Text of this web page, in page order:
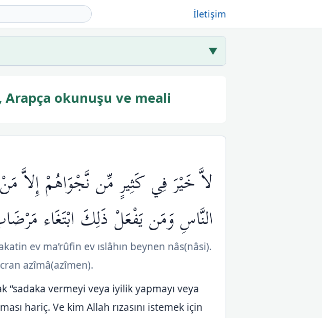
İletişim
▼
okunuşu ve meali
لاَّ خَيْرَ فِي كَثِيرٍ مِّن نَّجْوَاهُمْ إِلاَّ
النَّاسِ وَمَن يَفْعَلْ ذَلِكَ ابْتَغَاء
ev ma’rûfin ev ıslâhın beynen nâs(nâsi).
azîmâ(azîmen).
“sadaka vermeyi veya iyilik yapmayı veya
hariç. Ve kim Allah rızasını istemek için